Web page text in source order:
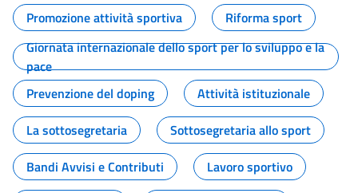
Promozione attività sportiva
Riforma sport
Giornata internazionale dello sport per lo sviluppo e la
pace
Prevenzione del doping
Attività istituzionale
La sottosegretaria
Sottosegretaria allo sport
Bandi Avvisi e Contributi
Lavoro sportivo